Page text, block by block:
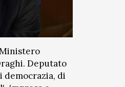
Deputato
democrazia, di